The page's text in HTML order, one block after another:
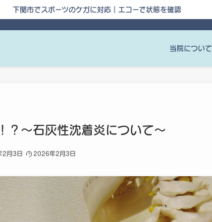
下関市でスポーツのケガに対応｜エコーで状態を確認
当院について
？～石灰性沈着炎について～
2月3日 2026年2月3日